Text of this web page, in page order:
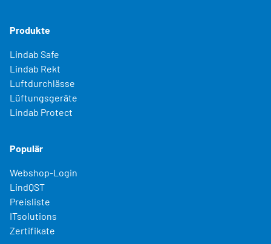
Produkte
Lindab Safe
Lindab Rekt
Luftdurchlässe
Lüftungsgeräte
Lindab Protect
Populär
Webshop-Login
LindQST
Preisliste
ITsolutions
Zertifikate